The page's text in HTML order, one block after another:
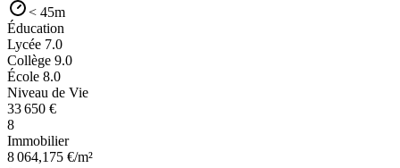
< 45m
Éducation
Lycée 7.0
Collège 9.0
École 8.0
Niveau de Vie
33 650 €
8
Immobilier
8 064,175 €/m²